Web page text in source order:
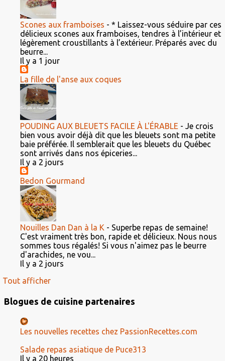
Scones aux framboises - * Laissez-vous séduire par ces
délicieux scones aux framboises, tendres à l’intérieur et
légèrement croustillants à l’extérieur. Préparés avec du
beurre...
Il y a 1 jour
La fille de l'anse aux coques
POUDING AUX BLEUETS FACILE À L'ÉRABLE - Je crois
bien vous avoir déjà dit que les bleuets sont ma petite
baie préférée. Il semblerait que les bleuets du Québec
sont arrivés dans nos épiceries...
Il y a 2 jours
Bedon Gourmand
Nouilles Dan Dan à la K - Superbe repas de semaine!
C'est vraiment très bon, rapide et délicieux. Nous nous
sommes tous régalés! Si vous n'aimez pas le beurre
d'arachides, ne vou...
Il y a 2 jours
Tout afficher
Blogues de cuisine partenaires
Les nouvelles recettes chez PassionRecettes.com
Salade repas asiatique de Puce313
Il y a 20 heures